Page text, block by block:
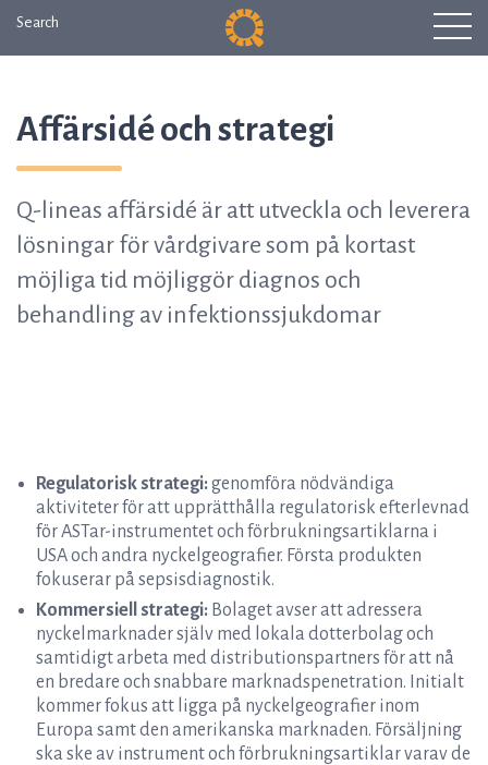
Search
Affärsidé och strategi
Q-lineas affärsidé är att utveckla och leverera
lösningar för vårdgivare som på kortast
möjliga tid möjliggör diagnos och
behandling av infektionssjukdomar
Regulatorisk strategi:genomföra nödvändiga
aktiviteter för att upprätthålla regulatorisk efterlevnad
för ASTar-instrumentet och förbrukningsartiklarna i
USA och andra nyckelgeografier. Första produkten
fokuserar på sepsisdiagnostik.
Kommersiell strategi: Bolaget avser att adressera
nyckelmarknader själv med lokala dotterbolag och
samtidigt arbeta med distributionspartners för att nå
en bredare och snabbare marknadspenetration. Initialt
kommer fokus att ligga på nyckelgeografier inom
Europa samt den amerikanska marknaden. Försäljning
ska ske av instrument och förbrukningsartiklar varav de